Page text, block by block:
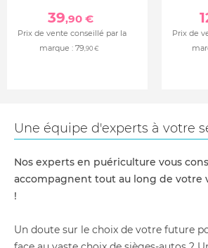
39,90 €
Prix de vente conseillé par la
marque : 79,90 €
Prix de
Une équipe d'experts à votre
Nos experts en puériculture vous
accompagnent tout au long de votre
!
Un doute sur le choix de votre future